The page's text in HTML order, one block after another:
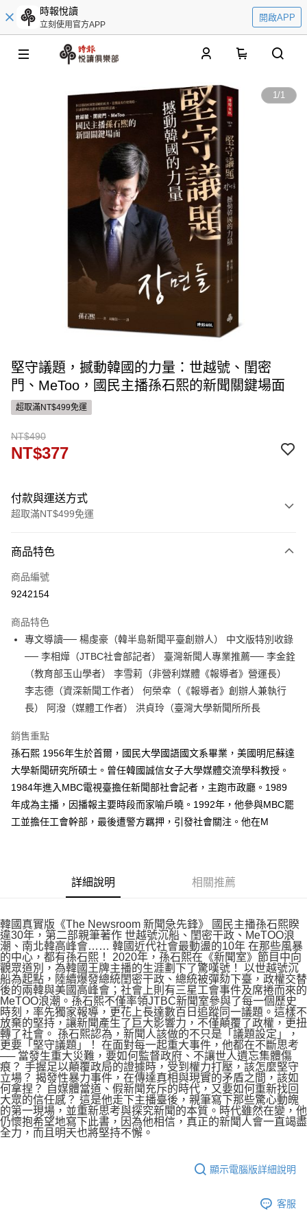
時報悅讀
立刻使用官方APP
開啟APP
1/1
堅守議題，撼動韓國的力量：世越號、閨密
門、MeToo，國民主播孫石熙的新聞關鍵場面
超取滿NT$499免運
NT$490
NT$377
付款與運送方式
超取滿NT$499免運
信用卡一次付款
ATM付款
運送方式
付款後全家取貨
每筆NT$60，滿NT$499(含以上)免運費
付款後7-11取貨
每筆NT$60，滿NT$499(含以上)免運費
宅配
每筆NT$100，滿NT$499(含以上)免運費
商品特色
商品編號
9242154
商品特色
專文導讀── 楊虔豪（韓半島新聞平臺創辦人） 中文版特別收錄
── 李相燁（JTBC社會部記者） 臺灣新聞人專業推薦── 李金銓
（教育部玉山學者） 李雪莉（非營利媒體《報導者》營運長）
李志德（資深新聞工作者） 何榮幸（《報導者》創辦人兼執行
長） 阿潑（媒體工作者） 洪貞玲（臺灣大學新聞所所長
銷售重點
孫石熙 1956年生於首爾，國民大學國語國文系畢業，美國明尼蘇達
大學新聞研究所碩士。曾任韓國誠信女子大學媒體交流學科教授。
1984年進入MBC電視臺擔任新聞部社會記者，主跑市政廳。1989
年成為主播，因播報主要時段而家喻戶曉。1992年，他參與MBC罷
工並擔任工會幹部，最後遭警方羈押，引發社會關注。他在M
詳細說明 相關推薦
韓國真實版《The Newsroom 新聞急先鋒》 國民主播孫石熙睽
違30年，第二部親筆著作 世越號沉船、閨密干政、MeTOO浪
潮、南北韓高峰會…… 韓國近代社會最動盪的10年 在那些風暴
的中心，都有孫石熙！ 2020年，孫石熙在《新聞室》節目中向
觀眾道別，為韓國王牌主播的生涯劃下了驚嘆號！ 以世越號沉
船為起點，陸續爆發總統閨密干政、總統被彈劾下臺，政權交替
後的兩韓與美國高峰會；社會上則有三星工會事件及席捲而來的
MeTOO浪潮。孫石熙不僅率領JTBC新聞室參與了每一個歷史
時刻，率先獨家報導，更花上長達數百日追蹤同一議題。這樣不
放棄的堅持，讓新聞產生了巨大影響力，不僅顛覆了政權，更扭
轉了社會。 孫石熙認為，新聞人該做的不只是「議題設定」，
更要「堅守議題」！ 在面對每一起重大事件，他都在不斷思考
── 當發生重大災難，要如何監督政府、不讓世人遺忘集體傷
痕？ 手握足以顛覆政局的證據時，受到權力打壓，該怎麼堅守
立場？ 揭發性暴力事件，在傳達真相與現實的矛盾之間，該如
何拿捏？ 自媒體當道、假新聞充斥的時代，又要如何重新找回
大眾的信任感？ 這是他走下主播臺後，親筆寫下那些驚心動魄
的第一現場，並重新思考與探究新聞的本質。時代雖然在變，他
仍懷抱希望地寫下此書，因為他相信，真正的新聞人會一直竭盡
全力，而且明天也將堅持不懈。
顯示電腦版詳細說明
客服